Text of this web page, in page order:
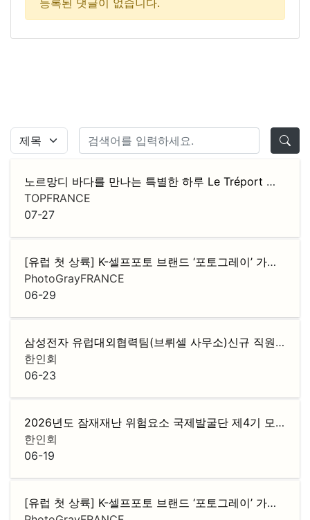
노르망디 바다를 만나는 특별한 하루 Le Tréport 당일치기 버스 투어
TOPFRANCE
07-27
[유럽 첫 상륙] K-셀프포토 브랜드 ‘포토그레이’ 가맹점주 모집
PhotoGrayFRANCE
06-29
삼성전자 유럽대외협력팀(브뤼셀 사무소)신규 직원 채용
한인회
06-23
2026년도 잠재재난 위험요소 국제발굴단 제4기 모집
한인회
06-19
[유럽 첫 상륙] K-셀프포토 브랜드 ‘포토그레이’ 가맹점주 모집